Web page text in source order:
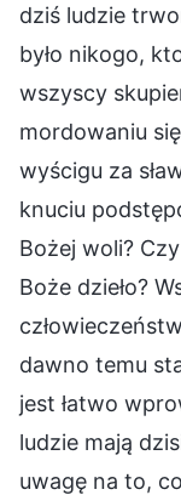
dziś ludzie
było nikogo,
wszyscy
mordowaniu
wyścigu za
knuciu
Bożej woli?
Boże dzieło?
dawno temu
jest łatwo
ludzie mają
uwagę na to,